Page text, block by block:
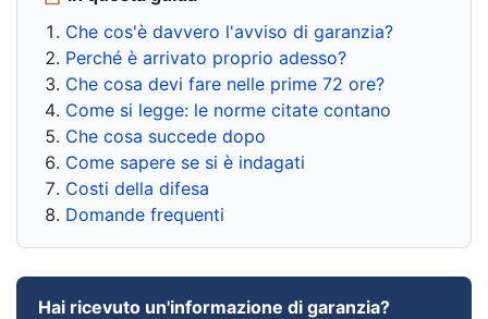
Che cos'è davvero l'avviso di garanzia?
Perché è arrivato proprio adesso?
Che cosa devi fare nelle prime 72 ore?
Come si legge: le norme citate contano
Che cosa succede dopo
Come sapere se si è indagati
Costi della difesa
Domande frequenti
Hai ricevuto un'informazione di garanzia?